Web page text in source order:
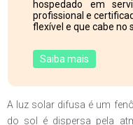
hospedado em
profissional e
flexível e que cabe no
Saiba mais
A luz solar difusa é um
do sol é dispersa pela